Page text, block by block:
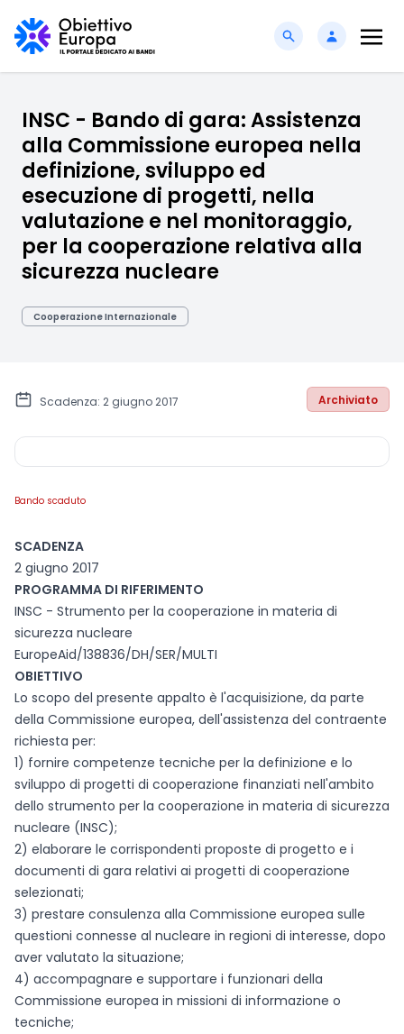
INSC - Bando di gara: Assistenza
alla Commissione europea nella
definizione, sviluppo ed
esecuzione di progetti, nella
valutazione e nel monitoraggio,
per la cooperazione relativa alla
sicurezza nucleare
Cooperazione Internazionale
Scadenza: 2 giugno 2017 Archiviato
Bando scaduto
SCADENZA
2 giugno 2017
PROGRAMMA DI RIFERIMENTO
INSC - Strumento per la cooperazione in materia di
sicurezza nucleare
EuropeAid/138836/DH/SER/MULTI
OBIETTIVO
Lo scopo del presente appalto è l'acquisizione, da parte
della Commissione europea, dell'assistenza del contraente
richiesta per:
1) fornire competenze tecniche per la definizione e lo
sviluppo di progetti di cooperazione finanziati nell'ambito
dello strumento per la cooperazione in materia di sicurezza
nucleare (INSC);
2) elaborare le corrispondenti proposte di progetto e i
documenti di gara relativi ai progetti di cooperazione
selezionati;
3) prestare consulenza alla Commissione europea sulle
questioni connesse al nucleare in regioni di interesse, dopo
aver valutato la situazione;
4) accompagnare e supportare i funzionari della
Commissione europea in missioni di informazione o
tecniche;